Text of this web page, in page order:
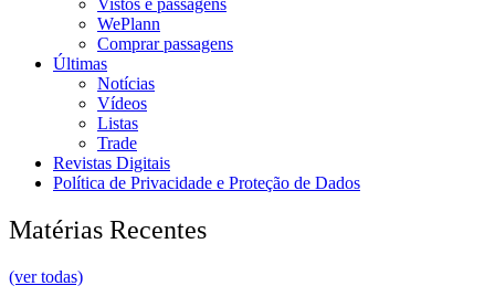
Vistos e passagens
WePlann
Comprar passagens
Últimas
Notícias
Vídeos
Listas
Trade
Revistas Digitais
Política de Privacidade e Proteção de Dados
Matérias Recentes
(ver todas)